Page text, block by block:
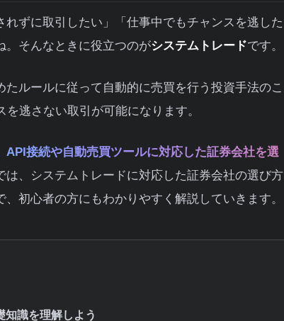
ずに取引したい」「仕事中でもチャンスを逃した
。そんなときに役立つのがシステムトレードです。
ルールに従って自動的に売買を行う投資手法のこ
逃さない取引が可能になります。
接続や自動売買ツールに対応した証券会社を選
は、システムトレードに対応した証券会社の選び方
初心者の方にもわかりやすく解説していきます。
知識を理解しよう